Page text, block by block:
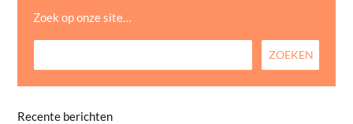
Zoek op onze site…
Recente berichten